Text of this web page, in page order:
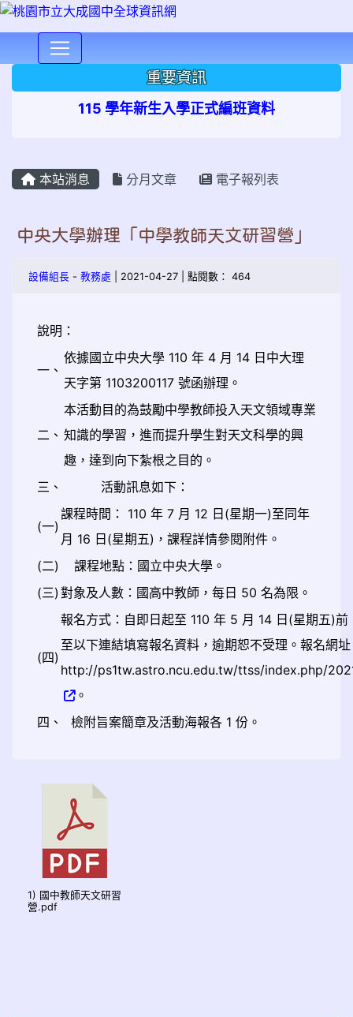
重要資訊
115 學年新生入學正式編班資料
本站消息 分月文章 電子報列表
中央大學辦理「中學教師天文研習營」
設備組長 - 教務處 | 2021-04-27 | 點閱數： 464
說明：
一、
依據國立中央大學 110 年 4 月 14 日中大理
天字第 1103200117 號函辦理。
二、
本活動目的為鼓勵中學教師投入天文領域專業
知識的學習，進而提升學生對天文科學的興
趣，達到向下紮根之目的。
三、
活動訊息如下：
(一)
課程時間： 110 年 7 月 12 日(星期一)至同年
月 16 日(星期五)，課程詳情參閱附件。
(二)
課程地點：國立中央大學。
(三) 對象及人數：國高中教師，每日 50 名為限。
(四)
報名方式：自即日起至 110 年 5 月 14 日(星期五)前
至以下連結填寫報名資料，逾期恕不受理。報名網
http://ps1tw.astro.ncu.edu.tw/ttss/index.php/
。
四、
檢附旨案簡章及活動海報各 1 份。
1) 國中教師天文研習
營.pdf